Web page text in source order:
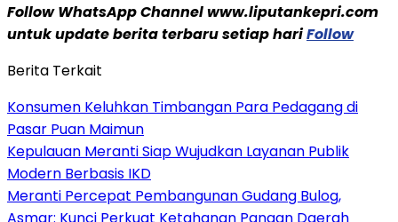
Follow WhatsApp Channel www.liputankepri.com
untuk update berita terbaru setiap hariFollow
Berita Terkait
Konsumen Keluhkan Timbangan Para Pedagang di
Pasar Puan Maimun
Kepulauan Meranti Siap Wujudkan Layanan Publik
Modern Berbasis IKD
Meranti Percepat Pembangunan Gudang Bulog,
Asmar: Kunci Perkuat Ketahanan Pangan Daerah